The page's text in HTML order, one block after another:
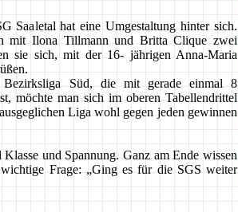
Saaletal hat eine Umgestaltung hinter sich.
mit Ilona Tillmann und Britta Clique zwei
sie sich, mit der 16- jährigen Anna-Maria
Süd, die mit gerade einmal 8
möchte man sich im oberen Tabellendrittel
Liga wohl gegen jeden gewinnen
und Spannung. Ganz am Ende wissen
Frage: „Ging es für die SGS weiter